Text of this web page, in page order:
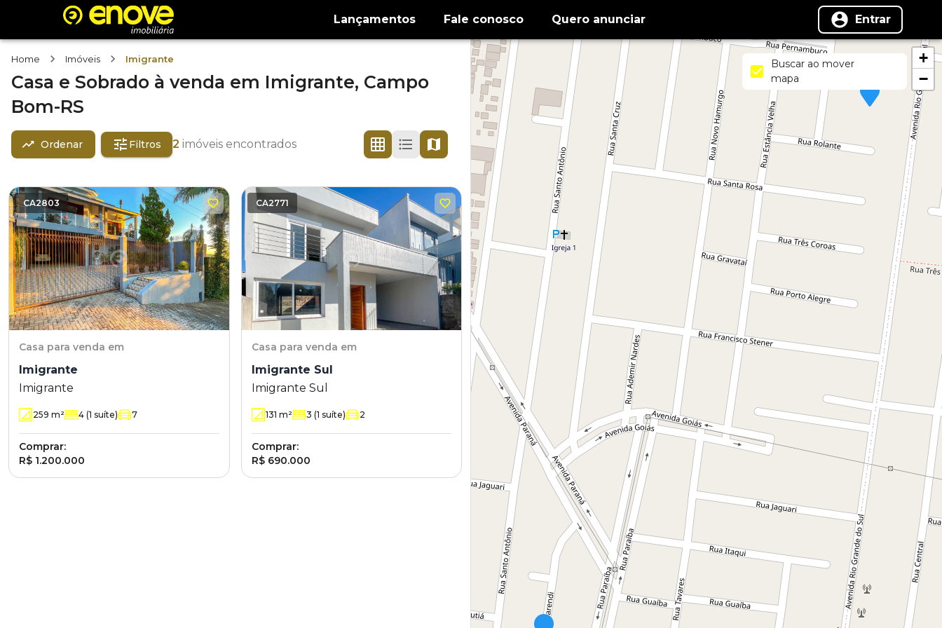
Lançamentos Fale conosco Quero anunciar Entrar
Home Imóveis Imigrante
Casa e Sobrado à venda em Imigrante, Campo
Bom-RS
Ordenar Filtros 2 imóveis encontrados
CA2803
Casa para venda em
Imigrante
Imigrante
259 m² 4 (1 suíte) 7
Comprar:
R$ 1.200.000
CA2771
Casa para venda em
Imigrante Sul
Imigrante Sul
131 m² 3 (1 suíte) 2
Comprar:
R$ 690.000
+
−
Buscar ao mover
mapa